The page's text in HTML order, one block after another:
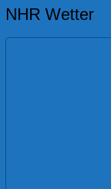
NHR Wetter